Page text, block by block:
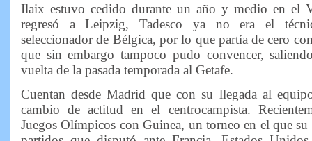
Ilaix estuvo cedido durante un año y medio en el
regresó a Leipzig, Tadesco ya no era el
seleccionador de Bélgica, por lo que partía de cero
que sin embargo tampoco pudo convencer,
vuelta de la pasada temporada al Getafe.
Cuentan desde Madrid que con su llegada al
cambio de actitud en el centrocampista.
Juegos Olímpicos con Guinea, un torneo en el que